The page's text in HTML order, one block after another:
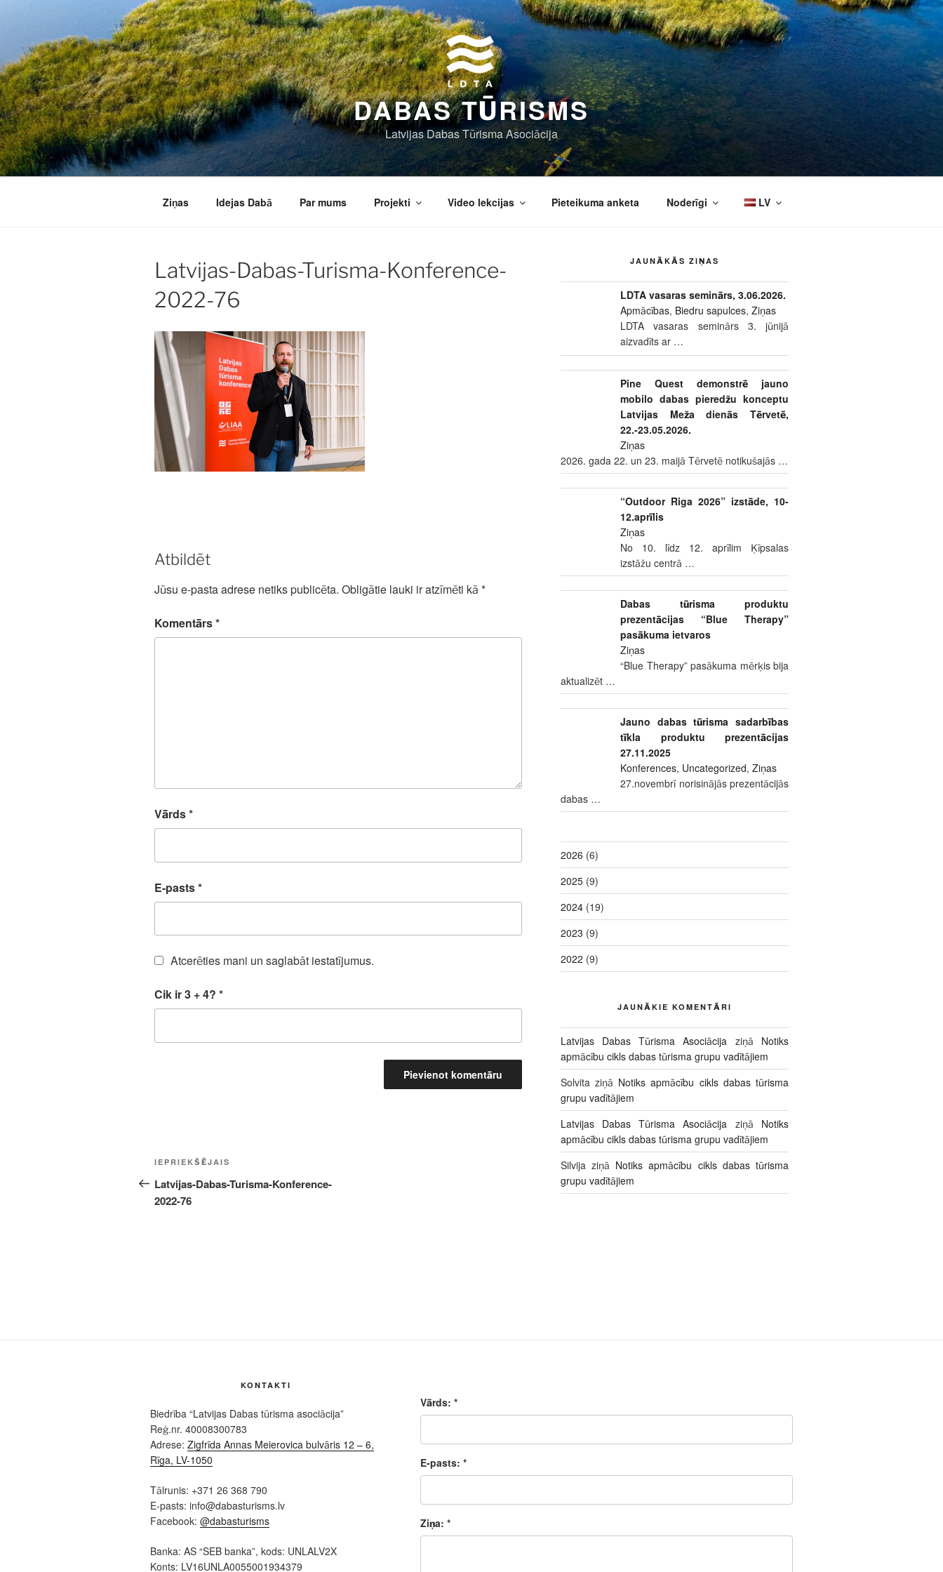
Doties
DABAS TŪRISMS
Latvijas Dabas Tūrisma Asociācija
Ziņas Idejas Dabā Par mums Projekti Video lekcijas Pieteikuma anketa Noderīgi LV
Latvijas-Dabas-Turisma-Konference-
2022-76
Atbildēt
Jūsu e-pasta adrese netiks publicēta. Obligātie lauki ir atzīmēti kā *
Komentārs*
Vārds*
E-pasts*
Atcerēties mani un saglabāt iestatījumus.
Cik ir 3 + 4? *
Ziņu
izvēlne
Iepriekšējā
ziņa:
IEPRIEKŠĒJAIS
Latvijas-Dabas-Turisma-Konference-
2022-76
JAUNĀKĀS ZIŅAS
LDTA vasaras seminārs, 3.06.2026.
Apmācības, Biedru sapulces,Ziņas
LDTA vasaras seminārs 3. jūnijā
aizvadīts ar …
Pine Quest demonstrē jauno
mobilo dabas pieredžu konceptu
Latvijas Meža dienās Tērvetē,
22.-23.05.2026.
Ziņas
2026. gada 22. un 23. maijā Tērvetē notikušajās …
“Outdoor Riga 2026” izstāde, 10-
12.aprīlis
Ziņas
No 10. līdz 12. aprīlim Ķīpsalas
izstāžu centrā …
Dabas tūrisma produktu
prezentācijas “Blue Therapy”
pasākuma ietvaros
Ziņas
“Blue Therapy” pasākuma mērķis bija
aktualizēt …
Jauno dabas tūrisma sadarbības
tīkla produktu prezentācijas
27.11.2025
Konferences, Uncategorized,Ziņas
27.novembrī norisinājās prezentācijās
dabas …
2026 (6)
2025(9)
2024(19)
2023 (9)
2022 (9)
JAUNĀKIE KOMENTĀRI
Latvijas Dabas Tūrisma Asociācija ziņā Notiks
apmācību cikls dabas tūrisma grupu vadītājiem
Solvita ziņā Notiks apmācību cikls dabas tūrisma
grupu vadītājiem
Latvijas Dabas Tūrisma Asociācija ziņā Notiks
apmācību cikls dabas tūrisma grupu vadītājiem
Silvija ziņā Notiks apmācību cikls dabas tūrisma
grupu vadītājiem
KONTAKTI
Biedrība “Latvijas Dabas tūrisma asociācija”
Reģ.nr. 40008300783
Adrese: Zigfrīda Annas Meierovica bulvāris 12 – 6,
Rīga, LV-1050
Tālrunis: +371 26 368 790
E-pasts: info@dabasturisms.lv
Facebook: @dabasturisms
Banka: AS “SEB banka”, kods: UNLALV2X
Konts: LV16UNLA0055001934379
Vārds: *
E-pasts: *
Ziņa: *